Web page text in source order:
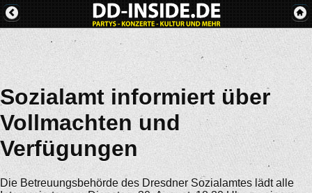
Sozialamt informiert über
Vollmachten und
Verfügungen
Die Betreuungsbehörde des Dresdner Sozialamtes lädt alle